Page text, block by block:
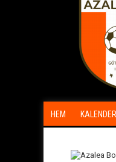
HEM KALENDER